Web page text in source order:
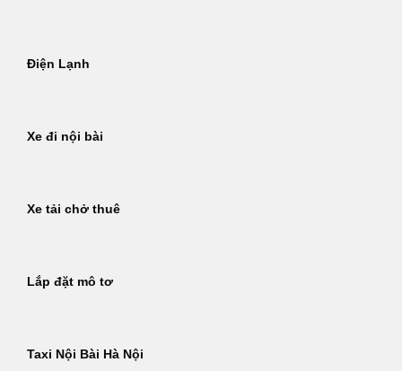
Điện Lạnh
Xe đi nội bài
Xe tải chở thuê
Lắp đặt mô tơ
Taxi Nội Bài Hà Nội